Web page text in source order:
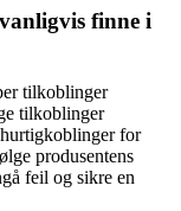
finne i
tilkoblinger
tilkoblinger
for
produsentens
feil og sikre en